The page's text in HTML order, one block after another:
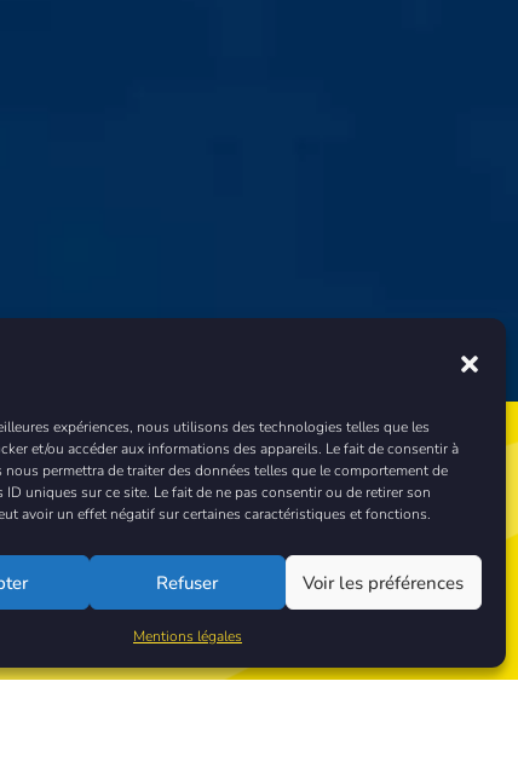
expériences, nous utilisons des technologies telles que les
et/ou accéder aux informations des appareils. Le fait de consentir à
permettra de traiter des données telles que le comportement de
ID uniques sur ce site. Le fait de ne pas consentir ou de retirer son
avoir un effet négatif sur certaines caractéristiques et fonctions.
Refuser Voir les préférences
Mentions légales
nous !